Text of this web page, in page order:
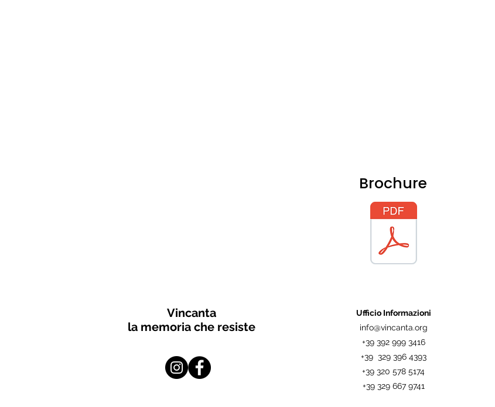
Brochure
Vincanta
la memoria che resiste
Ufficio Informazioni
info@vincanta.org
+39 392 999 3416
+39 329 396 4393
+39 320 578 5174
+39 329 667 9741